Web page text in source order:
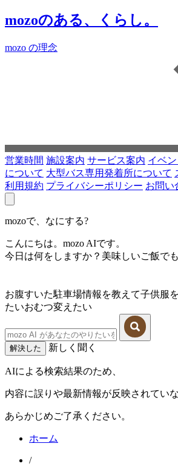
mozoのある、くらし。
mozo の理念
営業時間 施設案内 サービス案内 イベ
について 大型バス専用発着所について
利用規約 プライバシーポリシー お問い
mozoで、なにする?
こんにちは。mozo AIです。
今日は何をしますか？美味しいご飯で
お腹すいた駐車場情報を教えて子供服
たいおむつ変えたい
解決した 新しく聞く
AIによる検索結果のため、
内容に誤りや最新情報が反映されてい
あらかじめご了承ください。
ホーム
/